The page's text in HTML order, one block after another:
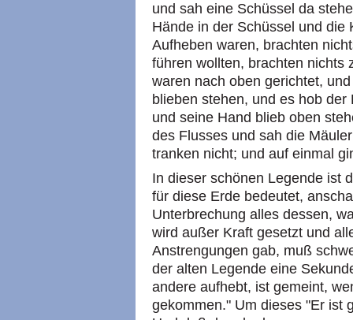
und sah eine Schüssel da
Hände in der Schüssel und die
Aufheben waren, brachten
führen wollten, brachten nichts
waren nach oben gerichtet,
blieben stehen, und es hob
und seine Hand blieb oben
des Flusses und sah die
tranken nicht; und auf einmal
In dieser schönen Legende ist
für diese Erde bedeutet,
Unterbrechung alles dessen,
wird außer Kraft gesetzt und
Anstrengungen gab, muß
der alten Legende eine
andere aufhebt, ist gemeint,
gekommen." Um dieses "Er ist